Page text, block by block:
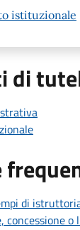
istituzionale
di
di
concessione o